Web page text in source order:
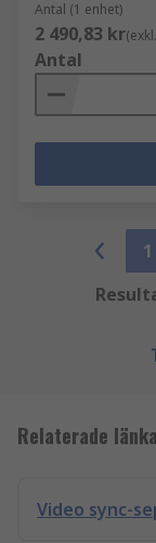
Antal (1 enhet)
2 490,83 kr
Antal
1
Relaterade
Video sync-